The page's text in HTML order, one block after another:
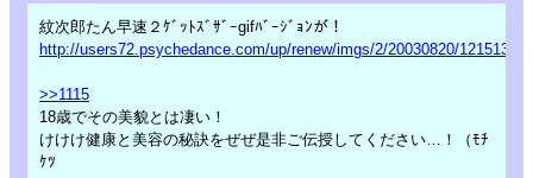
紋次郎たん早速２ｹﾞｯﾄｽﾞｻﾞｰgifﾊﾞｰｼﾞｮﾝが！
http://users72.psychedance.com/up/renew/imgs/2/20030820/
>>1115
18歳でその美貌とは凄い！
けけけ健康と美容の秘訣をぜぜ是非ご伝授してください…！（ﾓﾁ
ｹﾂ